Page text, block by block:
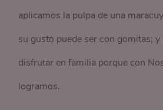
aplicamos la pulpa de una
su gusto puede ser con gomitas;
disfrutar en familia porque con
logramos.